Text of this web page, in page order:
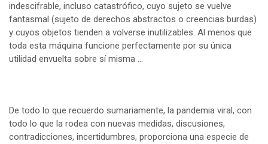
indescifrable, incluso catastrófico, cuyo sujeto se vuelve
fantasmal (sujeto de derechos abstractos o creencias burdas)
y cuyos objetos tienden a volverse inutilizables. Al menos que
toda esta máquina funcione perfectamente por su única
utilidad envuelta sobre sí misma …
De todo lo que recuerdo sumariamente, la pandemia viral, con
todo lo que la rodea con nuevas medidas, discusiones,
contradicciones, incertidumbres, proporciona una especie de